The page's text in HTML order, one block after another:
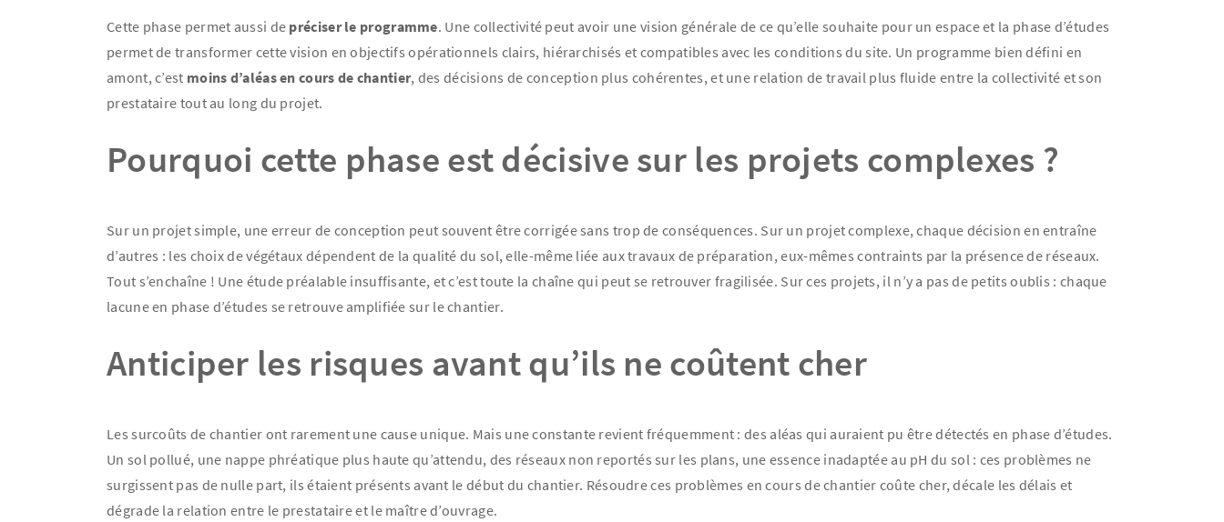
Cette phase permet aussi de préciser le programme. Une collectivité peut avoir une vision générale de ce qu’elle souhaite pour un espace et la phase d’études
permet de transformer cette vision en objectifs opérationnels clairs, hiérarchisés et compatibles avec les conditions du site. Un programme bien défini en
amont, c’est moins d’aléas en cours de chantier, des décisions de conception plus cohérentes, et une relation de travail plus fluide entre la collectivité et son
prestataire tout au long du projet.
Pourquoi cette phase est décisive sur les projets complexes ?
Sur un projet simple, une erreur de conception peut souvent être corrigée sans trop de conséquences. Sur un projet complexe, chaque décision en entraîne
d’autres : les choix de végétaux dépendent de la qualité du sol, elle-même liée aux travaux de préparation, eux-mêmes contraints par la présence de réseaux.
Tout s’enchaîne ! Une étude préalable insuffisante, et c’est toute la chaîne qui peut se retrouver fragilisée. Sur ces projets, il n’y a pas de petits oublis : chaque
lacune en phase d’études se retrouve amplifiée sur le chantier.
Anticiper les risques avant qu’ils ne coûtent cher
Les surcoûts de chantier ont rarement une cause unique. Mais une constante revient fréquemment : des aléas qui auraient pu être détectés en phase d’études.
Un sol pollué, une nappe phréatique plus haute qu’attendu, des réseaux non reportés sur les plans, une essence inadaptée au pH du sol : ces problèmes ne
surgissent pas de nulle part, ils étaient présents avant le début du chantier. Résoudre ces problèmes en cours de chantier coûte cher, décale les délais et
dégrade la relation entre le prestataire et le maître d’ouvrage.